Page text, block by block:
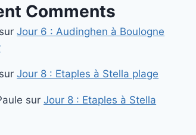
Comments
surJour 6 : Audinghen à Boulogne
surJour 8 : Etaples à Stella plage
surJour 8 : Etaples à Stella